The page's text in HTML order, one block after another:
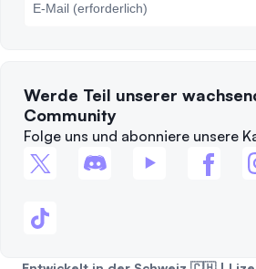
Werde Teil unserer
Community
Folge uns und abonniere unsere